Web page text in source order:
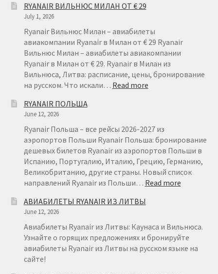
RYANAIR ВИЛЬНЮС МИЛАН ОТ € 29
July 1, 2026
Ryanair Вильнюс Милан – авиабилеты
авиакомпании Ryanair в Милан от € 29 Ryanair
Вильнюс Милан – авиабилеты авиакомпании
Ryanair в Милан от € 29. Ryanair в Милан из
Вильнюса, Литва: расписание, цены, бронирование
на русском. Что искали… Read more:
ОТ
€
29
RYANAIR ПОЛЬША
June 12, 2026
Ryanair Польша – все рейсы 2026-2027 из
аэропортов Польши Ryanair Польша: бронирование
дешевых билетов Ryanair из аэропортов Польши в
Испанию, Португалию, Италию, Грецию, Германию,
Великобританию, другие страны. Новый список
направлений Ryanair из Польши… Read more:
АВИАБИЛЕТЫ RYANAIR ИЗ ЛИТВЫ
June 12, 2026
Авиабилеты Ryanair из Литвы: Каунаса и Вильнюса.
Узнайте о горящих предложениях и бронируйте
авиабилеты Ryanair из Литвы на русском языке на
сайте!